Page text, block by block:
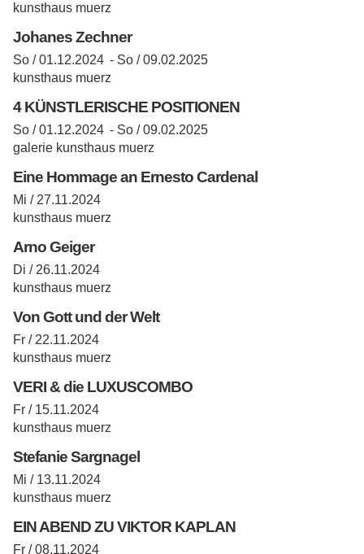
kunsthaus muerz
Johanes Zechner
So / 01.12.2024 - So / 09.02.2025
kunsthaus muerz
4 KÜNSTLERISCHE POSITIONEN
So / 01.12.2024 - So / 09.02.2025
galerie kunsthaus muerz
Eine Hommage an Ernesto Cardenal
Mi / 27.11.2024
kunsthaus muerz
Arno Geiger
Di / 26.11.2024
kunsthaus muerz
Von Gott und der Welt
Fr / 22.11.2024
kunsthaus muerz
VERI & die LUXUSCOMBO
Fr / 15.11.2024
kunsthaus muerz
Stefanie Sargnagel
Mi / 13.11.2024
kunsthaus muerz
EIN ABEND ZU VIKTOR KAPLAN
Fr / 08.11.2024